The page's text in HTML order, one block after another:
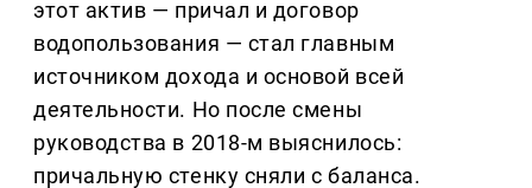
этот актив — причал и договор
водопользования — стал главным
источником дохода и основой всей
деятельности. Но после смены
руководства в 2018-м выяснилось:
причальную стенку сняли с баланса.